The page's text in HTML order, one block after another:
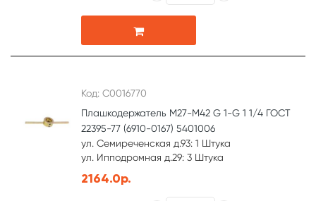
Код: С0016770
Плашкодержатель М27-М42 G 1-G 1 1/4 ГОСТ
22395-77 (6910-0167) 5401006
ул. Семиреченская д.93: 1 Штука
ул. Ипподромная д.29: 3 Штука
2164.0р.